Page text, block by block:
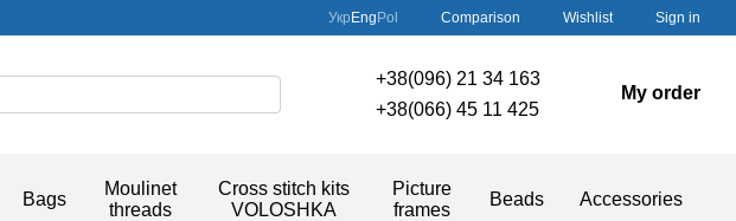
Укр Eng Pol Comparison Wishlist Sign in
+38(096) 21 34 163
+38(066) 45 11 425
My order
Bags
Moulinet
threads
Cross stitch kits
VOLOSHKA
Picture
frames
Beads Accessories